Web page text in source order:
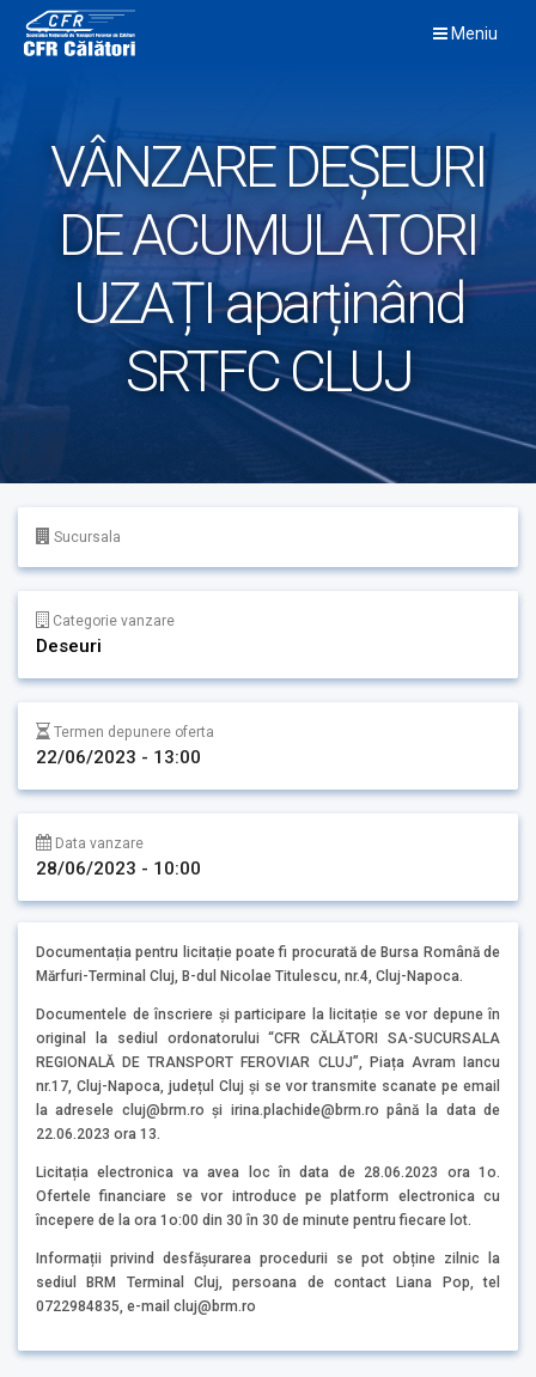
content
Meniu
VÂNZARE DEȘEURI
DE ACUMULATORI
UZAȚI aparținând
SRTFC CLUJ
Sucursala
Categorie vanzare
Deseuri
Termen depunere oferta
22/06/2023 - 13:00
Data vanzare
28/06/2023 - 10:00
Documentația pentru licitație poate fi procurată de Bursa Română de
Mărfuri-Terminal Cluj, B-dul Nicolae Titulescu, nr.4, Cluj-Napoca.
Documentele de înscriere și participare la licitație se vor depune în
original la sediul ordonatorului “CFR CĂLĂTORI SA-SUCURSALA
REGIONALĂ DE TRANSPORT FEROVIAR CLUJ”, Piața Avram Iancu
nr.17, Cluj-Napoca, județul Cluj și se vor transmite scanate pe email
la adresele cluj@brm.ro și irina.plachide@brm.ro până la data de
22.06.2023 ora 13.
Licitația electronica va avea loc în data de 28.06.2023 ora 1o.
Ofertele financiare se vor introduce pe platform electronica cu
începere de la ora 1o:00 din 30 în 30 de minute pentru fiecare lot.
Informații privind desfășurarea procedurii se pot obține zilnic la
sediul BRM Terminal Cluj, persoana de contact Liana Pop, tel
0722984835, e-mail cluj@brm.ro